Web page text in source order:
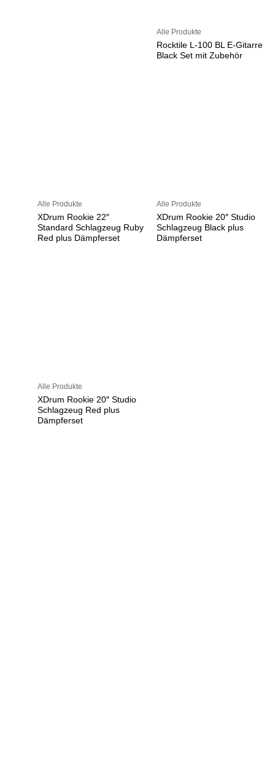
Alle Produkte
Rocktile L-100 BL E-Gitarre
Black Set mit Zubehör
Alle Produkte
XDrum Rookie 22″
Standard Schlagzeug Ruby
Red plus Dämpferset
Alle Produkte
XDrum Rookie 20″ Studio
Schlagzeug Black plus
Dämpferset
Alle Produkte
XDrum Rookie 20″ Studio
Schlagzeug Red plus
Dämpferset